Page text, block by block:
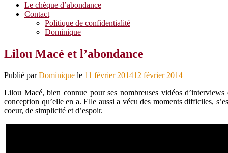
Le chèque d’abondance
Contact
Politique de confidentialité
Dominique
Lilou Macé et l’abondance
Publié parDominique le 11 février 201412 février 2014
Lilou Macé, bien connue pour ses nombreuses vidéos
conception qu’elle en a. Elle aussi a vécu des moments difficiles,
coeur, de simplicité et d’espoir.